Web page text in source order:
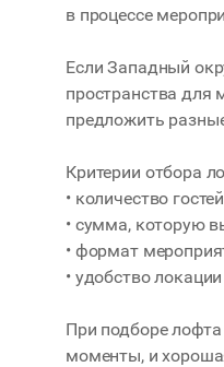
в процессе
Если Западный
пространства для
предложить
Критерии отбора
• количество гостей
• сумма, которую
• формат
• удобство локации
При подборе
моменты, и